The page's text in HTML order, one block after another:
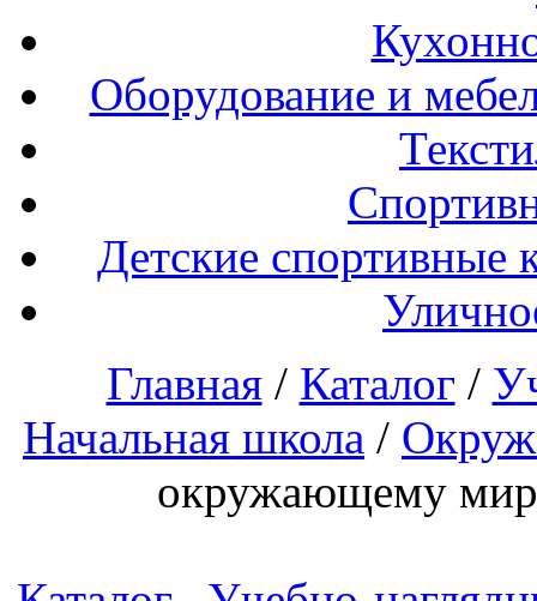
Оборудование и
Детские спортивные
Главная/ Каталог /
Начальная школа /
окружающему